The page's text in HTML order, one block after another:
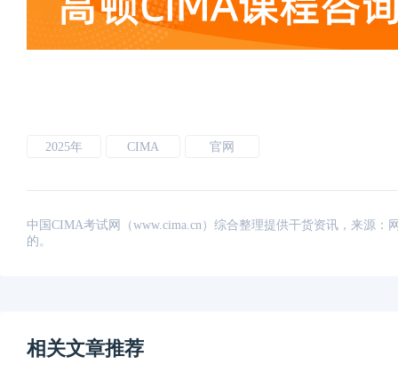
2025年 CIMA 官网
中国CIMA考试网（www.cima.cn）综合整理提供干货资讯，来源
的。
相关文章推荐